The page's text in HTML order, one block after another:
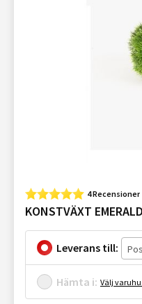
4 Recensioner
KONSTVÄXT
Leverans till:
Hämta i: Välj